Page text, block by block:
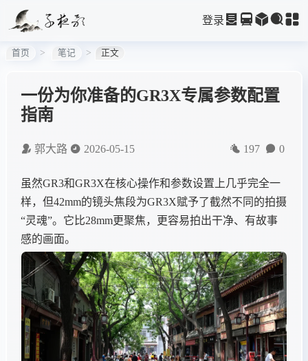
登录
首页 笔记 正文
一份为你准备的GR3X专属参数配置
指南
郭大路 2026-05-15 197 0
虽然GR3和GR3X在核心操作和参数设置上几乎完全一
样，但42mm的镜头焦段为GR3X赋予了截然不同的拍摄
“灵魂”。它比28mm更聚焦，更容易拍出干净、有故事
感的画面。